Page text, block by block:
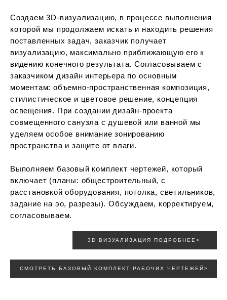
Создаем 3D-визуализацию, в процессе выполнения
которой мы продолжаем искать и находить решения
поставленных задач, заказчик получает
визуализацию, максимально приближающую его к
видению конечного результата. Согласовываем с
заказчиком дизайн интерьера по основным
моментам: объемно-пространственная композиция,
стилистическое и цветовое решение, концепция
освещения. При создании дизайн-проекта
совмещенного санузла с душевой или ванной мы
уделяем особое внимание зонированию
пространства и защите от влаги.
Выполняем базовый комплект чертежей, который
включает (планы: общестроительный, с
расстановкой оборудования, потолка, светильников,
задание на эо, разрезы). Обсуждаем, корректируем,
согласовываем.
3D ВИЗУАЛИЗАЦИЯ ПОДРОБНЕЕ>
СМОТРЕТЬ БАЗОВЫЙ КОМПЛЕКТ РАБОЧИХ ЧЕРТЕЖЕЙ>